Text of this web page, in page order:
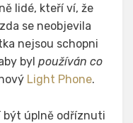
lidé, kteří ví, že
se neobjevila
nejsou schopni
byl používán co
Light Phone.
být úplně odříznuti